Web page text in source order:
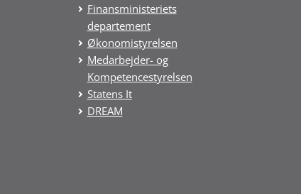
Finansministeriets
departement
Økonomistyrelsen
Medarbejder- og
Kompetencestyrelsen
Statens It
DREAM